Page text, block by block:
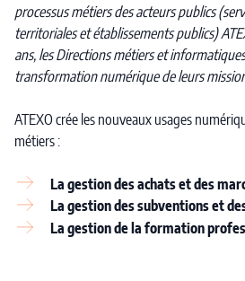
processus métiers des acteurs publics
territoriales et établissements publics)
ans, les Directions métiers et
transformation numérique de leurs
ATEXO crée les nouveaux usages
métiers :
La gestion des achats et des
La gestion des subventions et
La gestion de la formation